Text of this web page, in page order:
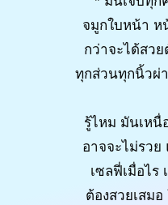
จมูกใบหน้า ห
กว่าจะได้สว
ทุกส่วนทุกนิ้วผ่
รู้ไหม มันเหนื่
อาจจะไม่รวย
เซลฟี่เมื่อไร
ต้องสวยเสม